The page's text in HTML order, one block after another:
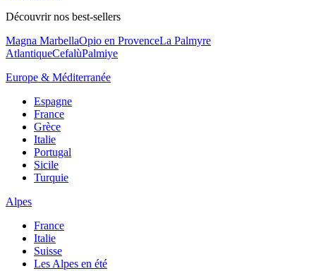
Découvrir nos best-sellers
Magna MarbellaOpio en ProvenceLa Palmyre
AtlantiqueCefalùPalmiye
Europe & Méditerranée
Espagne
France
Grèce
Italie
Portugal
Sicile
Turquie
Alpes
France
Italie
Suisse
Les Alpes en été